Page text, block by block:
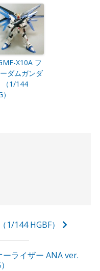
X10A フ
ダムガンダ
（1/144
144 HGBF）
ライザー ANA ver.